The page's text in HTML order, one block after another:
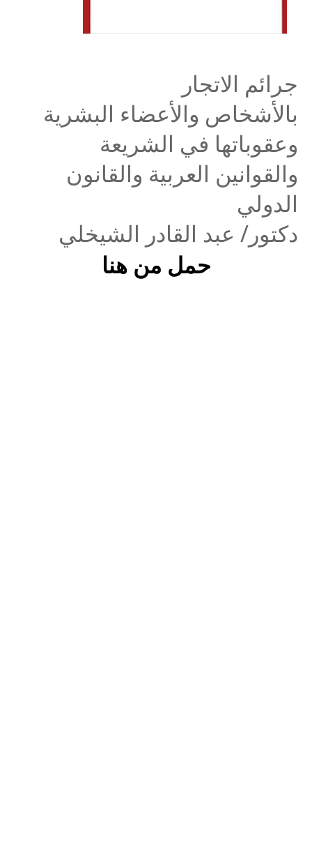
جرائم الاتجار
بالأشخاص والأعضاء البشرية
وعقوباتها في الشريعة
والقوانين العربية والقانون
الدولي
دكتور/ عبد القادر الشيخلي
حمل من هنا